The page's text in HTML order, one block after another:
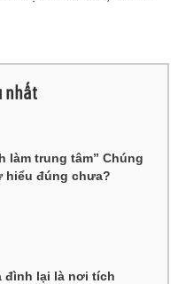
nhất
làm trung tâm” Chúng
hiểu đúng chưa?
đình lại là nơi tích